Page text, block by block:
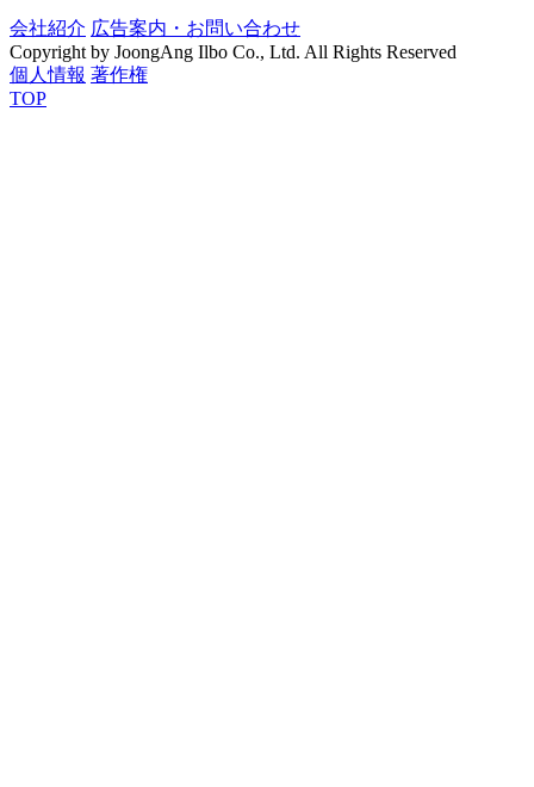
会社紹介 広告案内・お問い合わせ
Copyright by JoongAng Ilbo Co., Ltd. All Rights Reserved
個人情報 著作権
TOP